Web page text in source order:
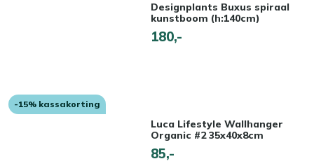
Designplants Buxus spiraal
kunstboom (h:140cm)
180,-
-15% kassakorting
Luca Lifestyle Wallhanger
Organic #2 35x40x8cm
85,-